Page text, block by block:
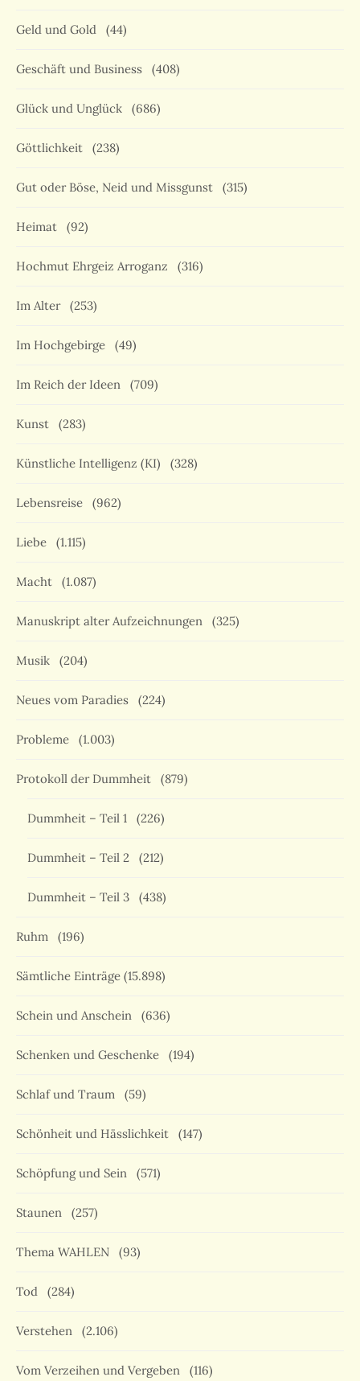
Geld und Gold (44)
Geschäft und Business (408)
Glück und Unglück (686)
Göttlichkeit (238)
Gut oder Böse, Neid und Missgunst (315)
Heimat (92)
Hochmut Ehrgeiz Arroganz (316)
Im Alter (253)
Im Hochgebirge (49)
Im Reich der Ideen (709)
Kunst (283)
Künstliche Intelligenz (KI) (328)
Lebensreise (962)
Liebe (1.115)
Macht (1.087)
Manuskript alter Aufzeichnungen (325)
Musik (204)
Neues vom Paradies (224)
Probleme (1.003)
Protokoll der Dummheit (879)
Dummheit – Teil 1 (226)
Dummheit – Teil 2 (212)
Dummheit – Teil 3 (438)
Ruhm (196)
Sämtliche Einträge (15.898)
Schein und Anschein (636)
Schenken und Geschenke (194)
Schlaf und Traum (59)
Schönheit und Hässlichkeit (147)
Schöpfung und Sein (571)
Staunen (257)
Thema WAHLEN (93)
Tod (284)
Verstehen (2.106)
Vom Verzeihen und Vergeben (116)